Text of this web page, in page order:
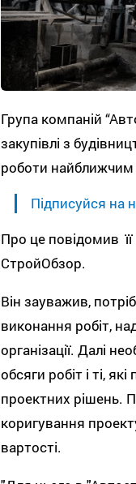
Група компаній
закупівлі з
роботи
Підписуйся на
Про це повідомив
СтройОбзор.
Він зауважив,
виконання робіт,
організації. Далі
обсяги робіт і ті,
проектних рішень.
коригування
вартості.